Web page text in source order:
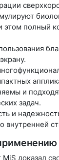
этом полный
и
задач.
и
внутренней
доказал